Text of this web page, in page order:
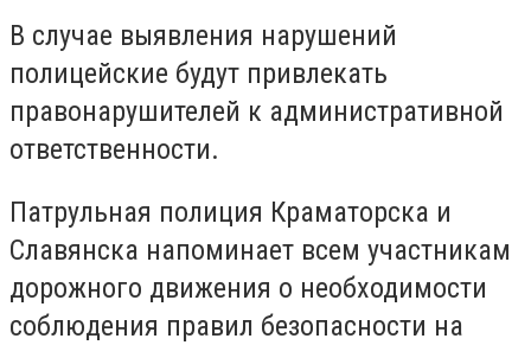
В случае выявления нарушений
полицейские будут привлекать
правонарушителей к административной
ответственности.
Патрульная полиция Краматорска и
Славянска напоминает всем участникам
дорожного движения о необходимости
соблюдения правил безопасности на